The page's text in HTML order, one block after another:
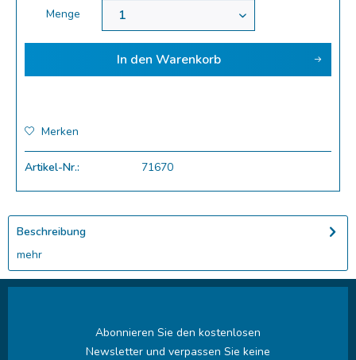
Menge
In den Warenkorb
Merken
Artikel-Nr.: 71670
Beschreibung
mehr
Abonnieren Sie den kostenlosen
Newsletter und verpassen Sie keine